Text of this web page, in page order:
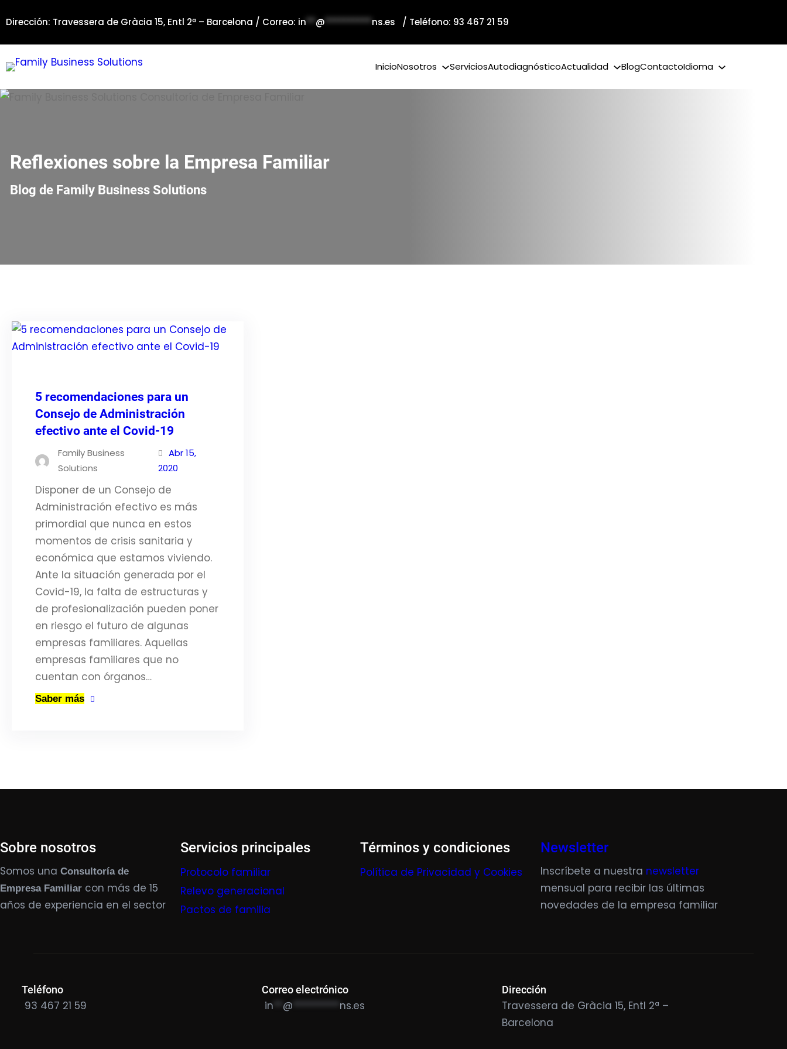
al
contenido
Dirección: Travessera de Gràcia 15, Entl 2ª – Barcelona / Correo: in**@**********ns.es / Teléfono: 93 467 21 59
InicioNosotros ServiciosAutodiagnósticoActualidad BlogContactoIdioma
Reflexiones sobre la Empresa Familiar
Blog de Family Business Solutions
5 recomendaciones para un
Consejo de Administración
efectivo ante el Covid-19
Family Business
Solutions
Abr 15,
2020
Disponer de un Consejo de
Administración efectivo es más
primordial que nunca en estos
momentos de crisis sanitaria y
económica que estamos viviendo.
Ante la situación generada por el
Covid-19, la falta de estructuras y
de profesionalización pueden poner
en riesgo el futuro de algunas
empresas familiares. Aquellas
empresas familiares que no
cuentan con órganos…
Saber más
Sobre nosotros
Somos una Consultoría de
Empresa Familiar con más de 15
años de experiencia en el sector
Servicios principales
Protocolo familiar
Relevo generacional
Pactos de familia
Términos y condiciones
Política de Privacidad y Cookies
Newsletter
Inscríbete a nuestra newsletter
mensual para recibir las últimas
novedades de la empresa familiar
Teléfono
93 467 21 59
Correo electrónico
in @ ********** ns.es
Dirección
Travessera de Gràcia 15, Entl 2ª –
Barcelona